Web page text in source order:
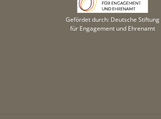
Gefördet durch: Deutsche Stiftung
für Engagement und Ehrenamt